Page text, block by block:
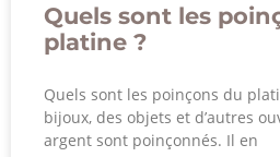
Quels sont les
platine ?
Quels sont les poinçons du
bijoux, des objets et d’autres
argent sont poinçonnés. Il en